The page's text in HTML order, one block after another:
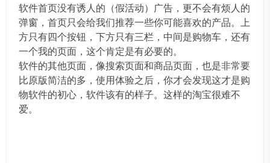
软件首页没有诱人的（假活动）广告，更不会有烦人的
弹窗，首页只会给我们推荐一些你可能喜欢的产品。上
方只有四个按钮，下方只有三栏，中间是购物车，还有
一个我的页面，这个肯定是有必要的。
软件的其他页面，像搜索页面和商品页面，也是非常要
比原版简洁的多，使用体验之后，你才会发现这才是购
物软件的初心，软件该有的样子。这样的淘宝很难不
爱。